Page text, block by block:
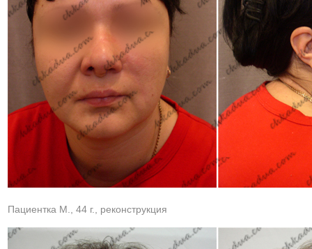
Пациентка М., 44 г., реконструкция